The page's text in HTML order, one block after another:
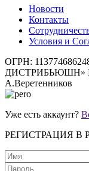
Новости
Контакты
Условия и
ОГРН:
ДИСТРИБЬЮШН»
А.Веретенников
Уже есть аккаунт?
РЕГИСТРАЦИЯ В